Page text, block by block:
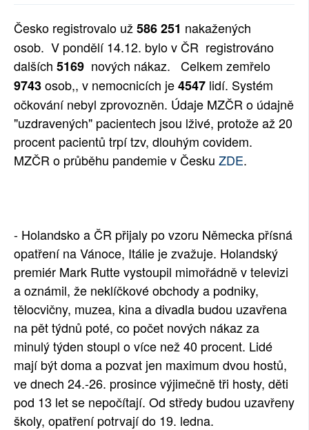
RUBRIKY
PLNÁ VERZE STRÁNEK
Česko registrovalo už 586 251 nakažených
osob. V pondělí 14.12. bylo v ČR registrováno
dalších 5169 nových nákaz.
Celkem zemřelo
9743osob,, v nemocnicích je4547 lidí. Systém
očkování nebyl zprovozněn. Údaje MZČR o údajně
"uzdravených" pacientech jsou lživé, protože až 20
procent pacientů trpí tzv, dlouhým covidem.
MZČR o průběhu pandemie v Česku ZDE.
- Holandsko a ČR přijaly po vzoru Německa přísná
opatření na Vánoce, Itálie je zvažuje. Holandský
premiér Mark Rutte vystoupil mimořádně v televizi
a oznámil, že neklíčkové obchody a podniky,
tělocvičny, muzea, kina a divadla budou uzavřena
na pět týdnů poté, co počet nových nákaz za
minulý týden stoupl o více než 40 procent. Lidé
mají být doma a pozvat jen maximum dvou hostů,
ve dnech 24.-26. prosince výjimečně tři hosty, děti
pod 13 let se nepočítají. Od středy budou uzavřeny
školy, opatření potrvají do 19. ledna.